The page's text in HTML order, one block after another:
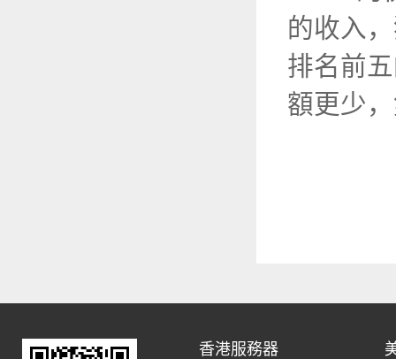
的收入
排名前
額更少
香港服務器